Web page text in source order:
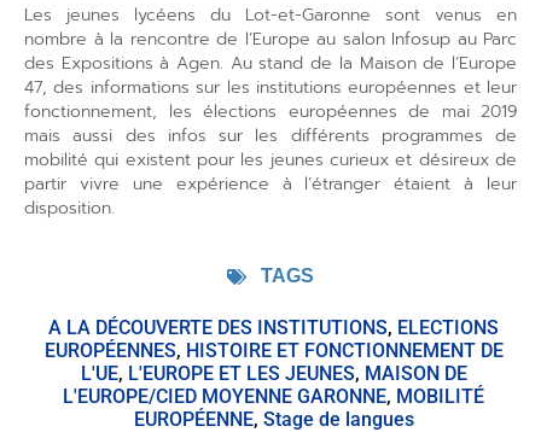
Les jeunes lycéens du Lot-et-Garonne sont venus en
nombre à la rencontre de l’Europe au salon Infosup au Parc
des Expositions à Agen. Au stand de la Maison de l’Europe
47, des informations sur les institutions européennes et leur
fonctionnement, les élections européennes de mai 2019
mais aussi des infos sur les différents programmes de
mobilité qui existent pour les jeunes curieux et désireux de
partir vivre une expérience à l’étranger étaient à leur
disposition.
TAGS
A LA DÉCOUVERTE DES INSTITUTIONS, ELECTIONS
EUROPÉENNES, HISTOIRE ET FONCTIONNEMENT DE
L'UE, L'EUROPE ET LES JEUNES, MAISON DE
L'EUROPE/CIED MOYENNE GARONNE, MOBILITÉ
EUROPÉENNE, Stage de langues